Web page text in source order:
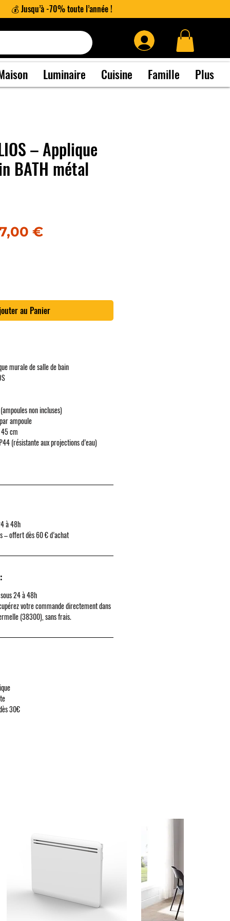
💰 Jusqu’à -70% toute l’année !
Luminaire Cuisine Famille Plus
– Applique
BATH métal
original
€Prix promotionnel
au Panier
murale de salle de bain
non incluses)
ampoule
cm
(résistante aux projections d’eau)
à 48h
– offert dès 60 € d’achat
24 à 48h
votre commande directement dans
(38300), sans frais.
30€